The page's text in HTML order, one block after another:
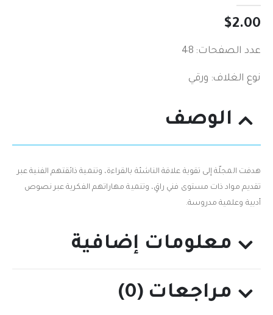
$2.00
عدد الصفحات: 48
نوع الغلاف: ورقي
الوصف
هدفت المجلّة إلى تقوية علاقة الناشئة بالقراءة، وتنمية ذائقتهم الفنية عبر
تقديم مواد ذات مستوى فني راقٍ، وتنمية مهاراتهم الفكرية عبر نصوص
أدبية وعلمية مدروسة.
معلومات إضافية
مراجعات (0)